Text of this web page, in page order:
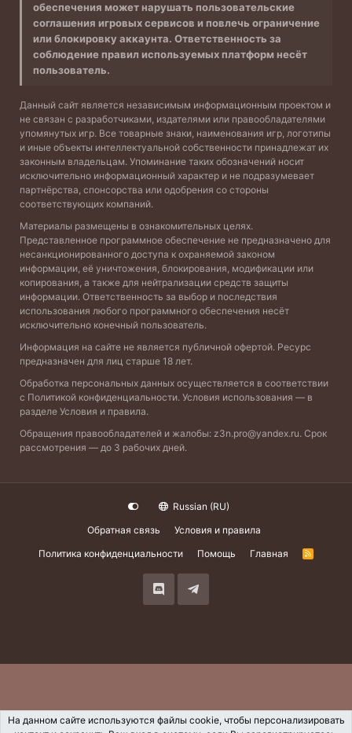
обеспечения может нарушать пользовательские
соглашения игровых сервисов и повлечь ограничение
или блокировку аккаунта. Ответственность за
соблюдение правил используемых платформ несёт
пользователь.
Данный сайт является независимым информационным проектом и
не связан с разработчиками, издателями или правообладателями
упомянутых игр. Все товарные знаки, наименования игр, логотипы
и иные объекты интеллектуальной собственности принадлежат их
законным владельцам. Упоминание таких обозначений носит
исключительно информационный характер и не подразумевает
партнёрства, спонсорства или одобрения со стороны
соответствующих компаний.
Материалы размещены в ознакомительных целях.
Представленное программное обеспечение не предназначено для
несанкционированного доступа к охраняемой законом
информации, её уничтожения, блокирования, модификации или
копирования, а также для нейтрализации средств защиты
информации. Ответственность за выбор и последствия
использования любого программного обеспечения несёт
исключительно конечный пользователь.
Информация на сайте не является публичной офертой. Ресурс
предназначен для лиц старше 18 лет.
Обработка персональных данных осуществляется в соответствии
с Политикой конфиденциальности. Условия использования — в
разделе Условия и правила.
Обращения правообладателей и жалобы: z3n.pro@yandex.ru. Срок
рассмотрения — до 3 рабочих дней.
Russian (RU)
Обратная связь
Условия и правила
Политика конфиденциальности
Помощь Главная
R
На данном сайте используются файлы cookie, чтобы персонализировать